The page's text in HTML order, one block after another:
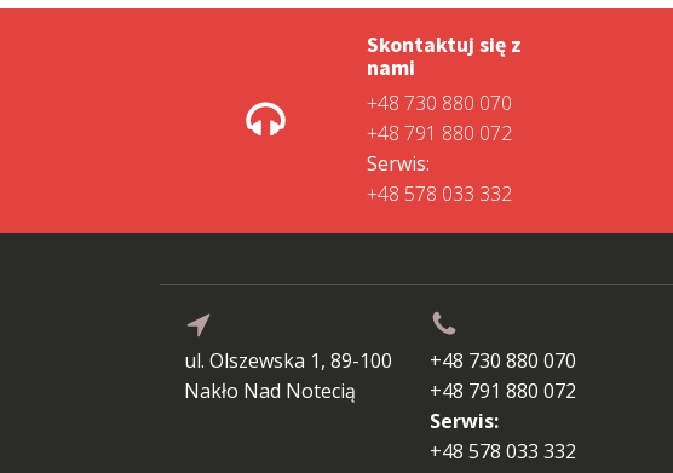
Skontaktuj się z
nami
+48 730 880 070
+48 791 880 072
Serwis:
+48 578 033 332
ul. Olszewska 1, 89-100
Nakło Nad Notecią
+48 730 880 070
+48 791 880 072
Serwis:
+48 578 033 332